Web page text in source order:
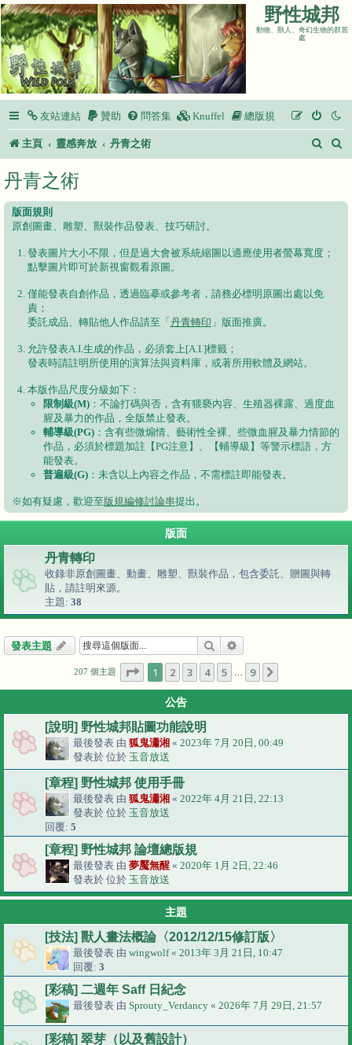
野性城邦
動物、獸人、奇幻生物的群居
處
友站連結 贊助 問答集 Knuffel 總版規
主頁 靈感奔放 丹青之術
搜
丹青之術
版面規則
原創圖畫、雕塑、獸裝作品發表、技巧研討。
發表圖片大小不限，但是過大會被系統縮圖以適應使用者螢幕寬度；
點擊圖片即可於新視窗觀看原圖。
僅能發表自創作品，透過臨摹或參考者，請務必標明原圖出處以免
責；
委託成品、轉貼他人作品請至「 丹青轉印 」版面推廣。
允許發表A.I.生成的作品，必須套上[A.I.]標籤；
發表時請註明所使用的演算法與資料庫，或著所用軟體及網站。
本版作品尺度分級如下：
限制級(M) ：不論打碼與否，含有猥褻內容、生殖器裸露、過度血
腥及暴力的作品，全版禁止發表。
輔導級(PG) ：含有些微煽情、藝術性全裸、些微血腥及暴力情節的
作品，必須於標題加註【PG注意】、【輔導級】等警示標語，方
能發表。
普遍級(G) ：未含以上內容之作品，不需標註即能發表。
※如有疑慮，歡迎至 版規編修討論串提出。
版面
丹青轉印
收錄非原創圖畫、動畫、雕塑、獸裝作品，包含委託、贈圖與轉
貼，請註明來源。
主題: 38
發表主題 搜尋
207 個主題 1 頁 (共9 頁)
1 2 3 4 5 9
公告
[說明] 野性城邦貼圖功能說明
最後發表 由 狐鬼瀟湘 « 2023年 7月 20日, 00:49
發表於 位於 玉音放送
[章程] 野性城邦 使用手冊
最後發表 由 狐鬼瀟湘 « 2022年 4月 21日, 22:13
發表於 位於 玉音放送
回覆: 5
[章程] 野性城邦 論壇總版規
最後發表 由 夢魘無醒 « 2020年 1月 2日, 22:46
發表於 位於 玉音放送
主題
[技法] 獸人畫法概論〈2012/12/15修訂版〉
最後發表 由 wingwolf« 2013年 3月 21日, 10:47
回覆: 3
[彩稿] 二週年 Saff 日紀念
最後發表 由 Sprouty_Verdancy « 2026年 7月 29日, 21:57
[彩稿] 翠芽（以及舊設計）